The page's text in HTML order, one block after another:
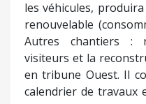
les véhicules,
renouvelable
Autres chantiers :
visiteurs et la
en tribune Ouest. Il
calendrier de travaux